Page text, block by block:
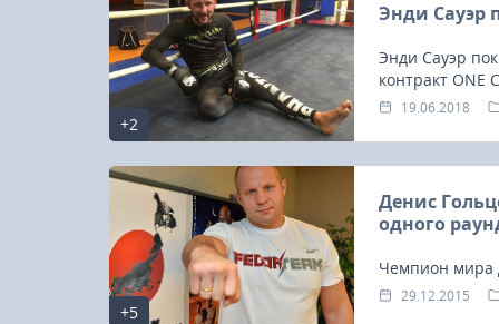
+2
Энди Сауэр
Энди Сауэр
контракт ONE
19.06.2018
+5
Денис
одного
Чемпион мира
громкому
29.12.2015